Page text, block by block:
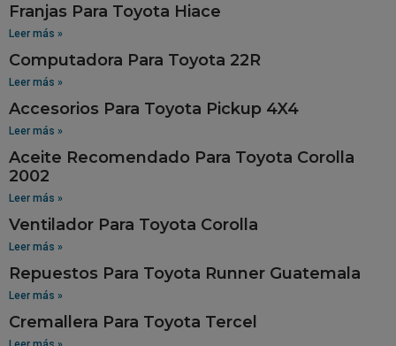
Franjas Para Toyota Hiace
Leer más »
Computadora Para Toyota 22R
Leer más »
Accesorios Para Toyota Pickup 4X4
Leer más »
Aceite Recomendado Para Toyota Corolla
2002
Leer más »
Ventilador Para Toyota Corolla
Leer más »
Repuestos Para Toyota Runner Guatemala
Leer más »
Cremallera Para Toyota Tercel